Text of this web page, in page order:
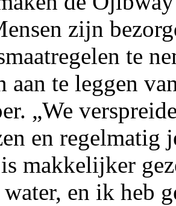
zijn
te
aan te leggen
„We
en regelmatig
makkelijker
en ik heb